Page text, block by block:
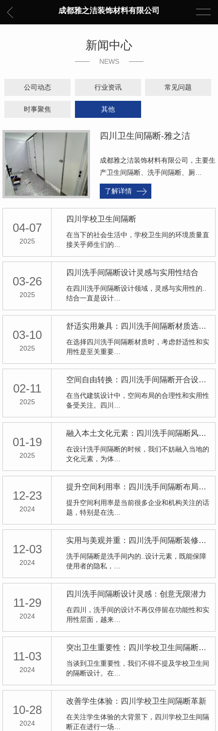
成都雅之洁装饰材料有限公司
新闻中心
NEWS
公司动态 行业资讯 常见问题
时事聚焦 其他
四川卫生间隔断-雅之洁
成都雅之洁装饰材料有限公司，主要生
产卫生间隔断、洗手间隔断、厕…
了解详情
04-07
2025
四川学校卫生间隔断
在当下的社会生活中，学校卫生间的环境质量直
接关乎师生们的…
03-26
2025
四川洗手间隔断设计灵感与实用性结合
在四川洗手间隔断设计领域，灵感与实用性的..
结合一直是设计…
03-10
2025
舒适实用兼具：四川洗手间隔断材质选择要点
在选择四川洗手间隔断材质时，考虑舒适性和实
用性是至关重要…
02-11
2025
空间自由转换：四川洗手间隔断开合设计解析
在当代建筑设计中，空间布局的合理性和实用性
备受关注。四川…
01-19
2025
融入本土文化元素：四川洗手间隔断风格探索
在设计洗手间隔断的时候，我们不妨融入当地的
文化元素，为体…
12-23
2024
提升空间利用率：四川洗手间隔断布局技巧大揭秘
提升空间利用率是当前很多企业和机构关注的话
题，特别是在洗…
12-03
2024
实用与美观并重：四川洗手间隔断装修指南
洗手间隔断是洗手间内的..设计元素，既能保障
使用者的隐私，…
11-29
2024
四川洗手间隔断设计灵感：创意无限潜力
在四川，洗手间的设计不再仅停留在功能性和实
用性层面，越来…
11-03
2024
突出卫生重要性：四川学校卫生间隔断探讨
当谈到卫生重要性，我们不得不提及学校卫生间
的隔断设计。在…
10-28
2024
改善学生体验：四川学校卫生间隔断革新
在关注学生体验的大背景下，四川学校卫生间隔
断正在进行一场…